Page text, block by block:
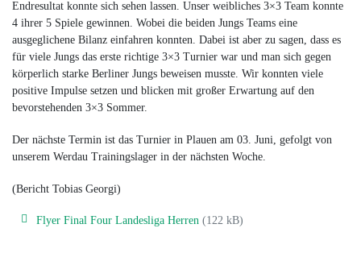
Endresultat konnte sich sehen lassen. Unser weibliches 3×3 Team konnte
4 ihrer 5 Spiele gewinnen. Wobei die beiden Jungs Teams eine
ausgeglichene Bilanz einfahren konnten. Dabei ist aber zu sagen, dass es
für viele Jungs das erste richtige 3×3 Turnier war und man sich gegen
körperlich starke Berliner Jungs beweisen musste. Wir konnten viele
positive Impulse setzen und blicken mit großer Erwartung auf den
bevorstehenden 3×3 Sommer.
Der nächste Termin ist das Turnier in Plauen am 03. Juni, gefolgt von
unserem Werdau Trainingslager in der nächsten Woche.
(Bericht Tobias Georgi)
Flyer Final Four Landesliga Herren (122 kB)